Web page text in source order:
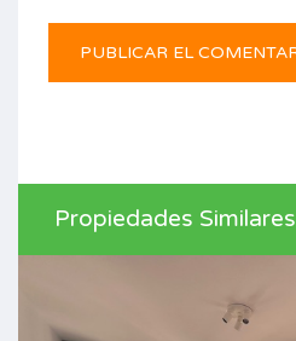
Propiedades Similares